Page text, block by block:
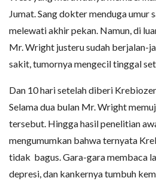
Jumat. Sang dokter menduga umur
melewati akhir pekan. Namun, di
Mr. Wright justeru sudah berjalan-
sakit, tumornya mengecil tinggal
Dan 10 hari setelah diberi
Selama dua bulan Mr. Wright
tersebut. Hingga hasil penelitian
mengumumkan bahwa ternyata
tidak bagus. Gara-gara membaca
depresi, dan kankernya tumbuh